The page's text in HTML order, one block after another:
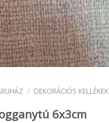
/ DEKORÁCIÓS KELLÉKEK
6x3cm